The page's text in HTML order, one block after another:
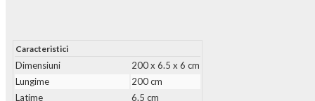
Caracteristici
Dimensiuni
200 x 6.5 x 6 cm
Lungime
200 cm
Latime
6.5 cm